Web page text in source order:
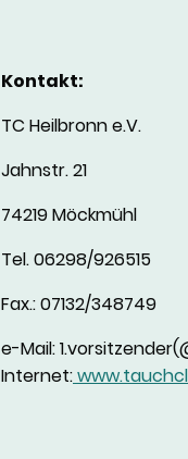
Kontakt:
TC Heilbronn e.V.
Jahnstr. 21
74219 Möckmühl
Tel. 06298/926515
Fax.: 07132/348749
e-Mail:
Internet: